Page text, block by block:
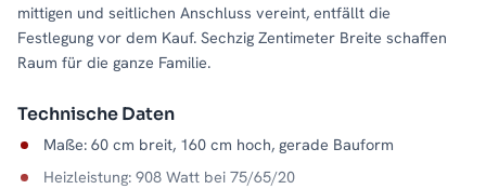
mittigen und seitlichen Anschluss vereint, entfällt die
Festlegung vor dem Kauf. Sechzig Zentimeter Breite schaffen
Raum für die ganze Familie.
Technische Daten
Maße: 60 cm breit, 160 cm hoch, gerade Bauform
Heizleistung: 908 Watt bei 75/65/20